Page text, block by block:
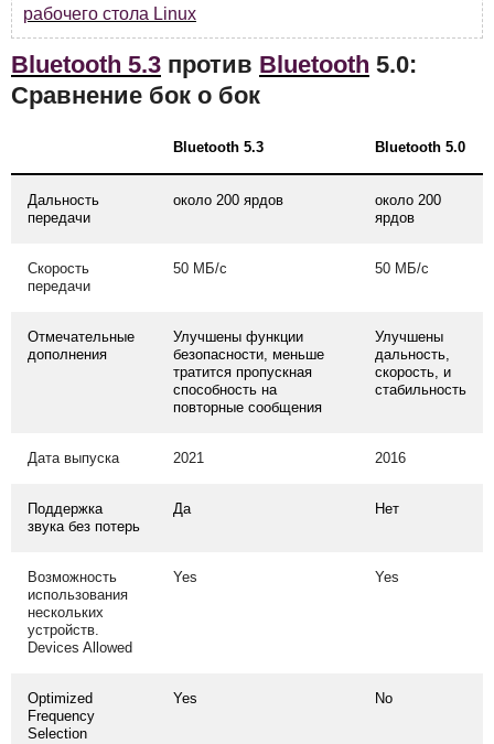
рабочего стола Linux
Bluetooth 5.3 против Bluetooth 5.0:
Сравнение бок о бок
Bluetooth 5.3 Bluetooth 5.0
Дальность
передачи
около 200 ярдов
около 200
ярдов
Скорость
передачи
50 МБ/с 50 МБ/с
Отмечательные
дополнения
Улучшены функции
безопасности, меньше
тратится пропускная
способность на
повторные сообщения
Улучшены
дальность,
скорость, и
стабильность
Дата выпуска 2021 2016
Поддержка
звука без потерь
Да Нет
Возможность
использования
нескольких
устройств.
Devices Allowed
Yes Yes
Optimized
Frequency
Selection
Yes No